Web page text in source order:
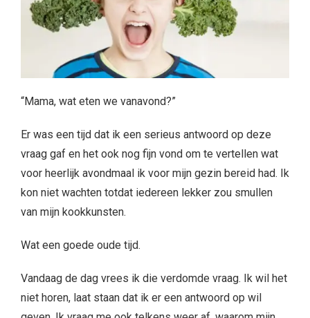
“Mama, wat eten we vanavond?”
Er was een tijd dat ik een serieus antwoord op deze
vraag gaf en het ook nog fijn vond om te vertellen wat
voor heerlijk avondmaal ik voor mijn gezin bereid had. Ik
kon niet wachten totdat iedereen lekker zou smullen
van mijn kookkunsten.
Wat een goede oude tijd.
Vandaag de dag vrees ik die verdomde vraag. Ik wil het
niet horen, laat staan dat ik er een antwoord op wil